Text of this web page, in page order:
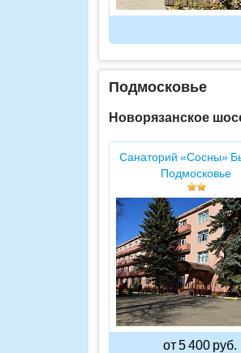
Подмосковье
Новорязанское
Санаторий «Сосны»
Подмосковье
от 5 400 руб.